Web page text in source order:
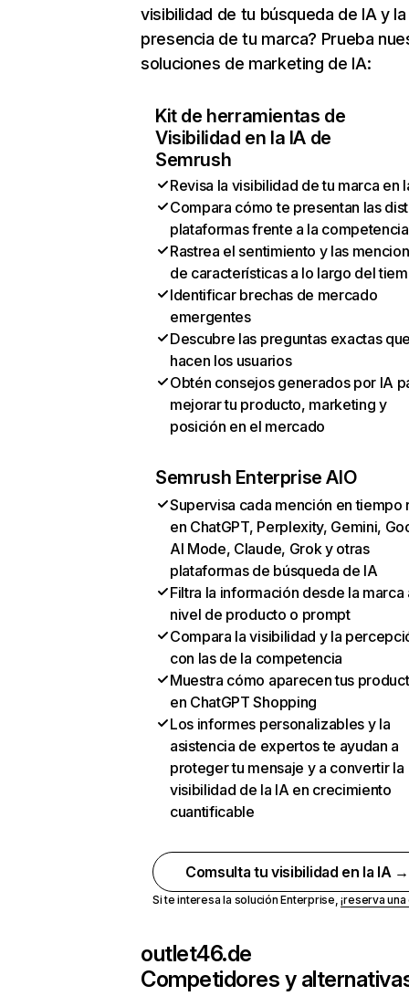
visibilidad de tu búsqueda de IA y la
presencia de tu marca? Prueba
soluciones de marketing de IA:
Kit de herramientas de
Visibilidad en la IA de
Semrush
Revisa la visibilidad de tu marca en
Compara cómo te presentan las
plataformas frente a la competencia
Rastrea el sentimiento y las
de características a lo largo del
Identificar brechas de mercado
emergentes
Descubre las preguntas exactas
hacen los usuarios
Obtén consejos generados por IA
mejorar tu producto, marketing y
posición en el mercado
Semrush Enterprise AIO
Supervisa cada mención en tiempo
en ChatGPT, Perplexity, Gemini,
AI Mode, Claude, Grok y otras
plataformas de búsqueda de IA
Filtra la información desde la marca
nivel de producto o prompt
Compara la visibilidad y la
con las de la competencia
Muestra cómo aparecen tus
en ChatGPT Shopping
Los informes personalizables y la
asistencia de expertos te ayudan a
proteger tu mensaje y a convertir la
visibilidad de la IA en crecimiento
cuantificable
Comsulta tu visibilidad en la IA →
Si te interesa la solución Enterprise,¡reserva
outlet46.de
Competidores y